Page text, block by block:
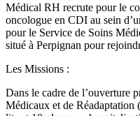
Médical RH recrute pour le
oncologue en CDI au sein
pour le Service de Soins
situé à Perpignan pour
Les Missions :
Dans le cadre de l’ouverture
Médicaux et de